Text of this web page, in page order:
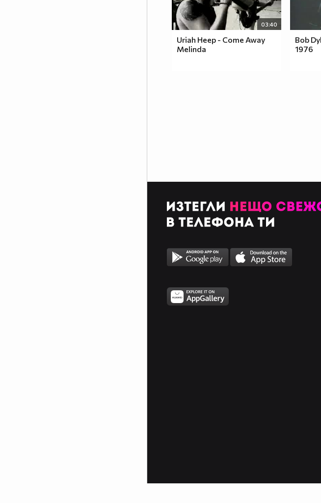
03:40
Uriah Heep - Come Away
Melinda
Bob
1976